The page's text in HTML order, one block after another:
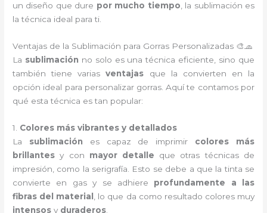
un diseño que dure por mucho tiempo , la sublimación es
la técnica ideal para ti.
Ventajas de la Sublimación para Gorras Personalizadas 🎨🧢
La sublimación no solo es una técnica eficiente, sino que
también tiene variasventajas que la convierten en la
opción ideal para personalizar gorras. Aquí te contamos por
qué esta técnica es tan popular:
1. Colores más vibrantes y detallados
La sublimación es capaz de imprimir colores más
brillantes y con mayor detalle que otras técnicas de
impresión, como la serigrafía. Esto se debe a que la tinta se
convierte en gas y se adhiere profundamente a las
fibras del material
, lo que da como resultado colores muy
intensos y duraderos